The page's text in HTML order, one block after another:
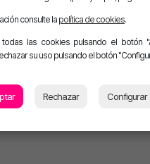
consulte la política de cookies.
las cookies pulsando el botón
su uso pulsando el botón
Rechazar Configurar